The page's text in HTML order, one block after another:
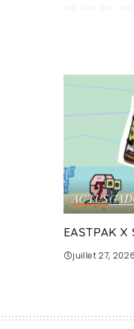
ACTUS
EASTPAK X
juillet 27, 2026